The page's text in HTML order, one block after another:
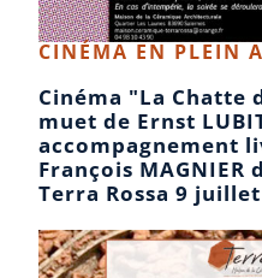
CINÉMA EN PLEIN
Cinéma "La Chatte
muet de Ernst
accompagnement
François MAGNIER
Terra Rossa 9